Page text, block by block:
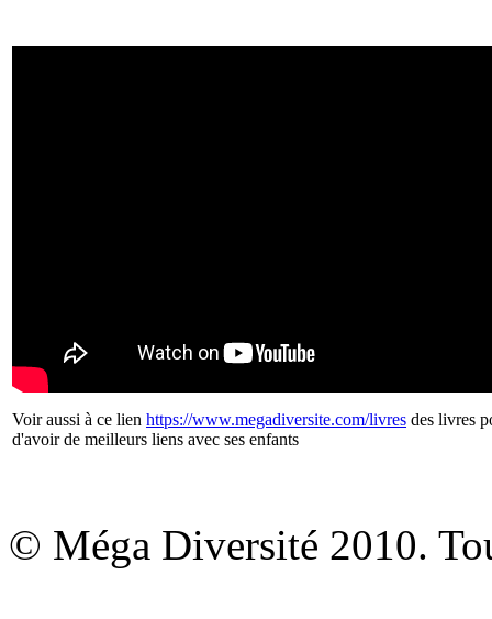
Voir aussi à ce lien https://www.megadiversite.com/livres des livres
d'avoir de meilleurs liens avec ses enfants
© Méga Diversité 2010.